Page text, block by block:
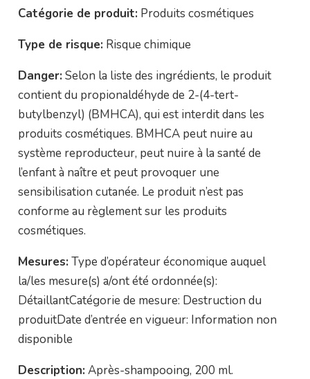
Catégorie de produit: Produits cosmétiques
Type de risque: Risque chimique
Danger: Selon la liste des ingrédients, le produit
contient du propionaldéhyde de 2-(4-tert-
butylbenzyl) (BMHCA), qui est interdit dans les
produits cosmétiques. BMHCA peut nuire au
système reproducteur, peut nuire à la santé de
l’enfant à naître et peut provoquer une
sensibilisation cutanée. Le produit n’est pas
conforme au règlement sur les produits
cosmétiques.
Mesures: Type d’opérateur économique auquel
la/les mesure(s) a/ont été ordonnée(s):
DétaillantCatégorie de mesure: Destruction du
produitDate d’entrée en vigueur: Information non
disponible
Description: Après-shampooing, 200 ml.